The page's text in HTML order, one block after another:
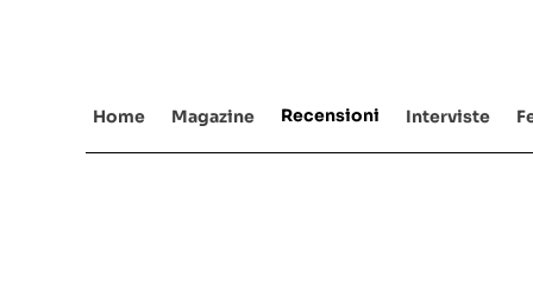
Home Magazine Recensioni Interviste